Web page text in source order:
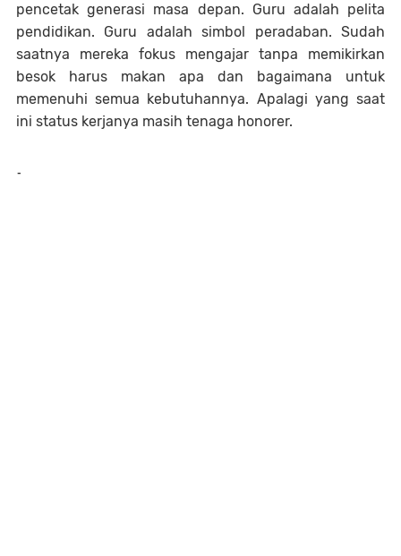
pencetak generasi masa depan. Guru adalah pelita
pendidikan. Guru adalah simbol peradaban. Sudah
saatnya mereka fokus mengajar tanpa memikirkan
besok harus makan apa dan bagaimana untuk
memenuhi semua kebutuhannya. Apalagi yang saat
ini status kerjanya masih tenaga honorer.
-